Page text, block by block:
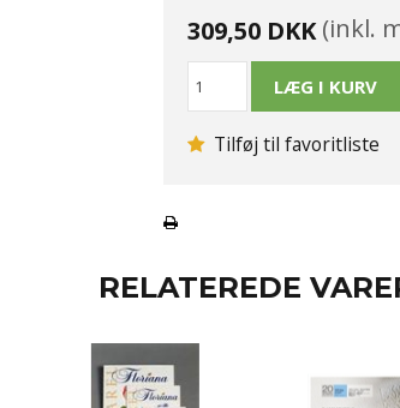
309,50 DKK(inkl.
Tilføj til favoritliste
RELATEREDE